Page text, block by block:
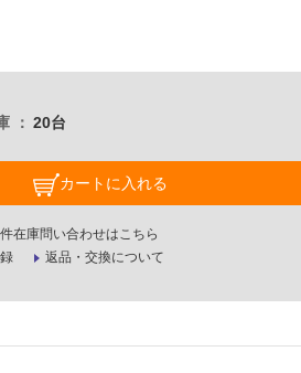
20台
カートに入れる
在庫問い合わせはこちら
返品・交換について